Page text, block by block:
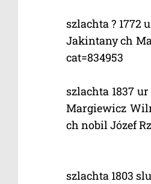
szlachta ?
Jakintany ch
cat=834953
szlachta 1837
Margiewicz
ch nobil Józef
szlachta 1803